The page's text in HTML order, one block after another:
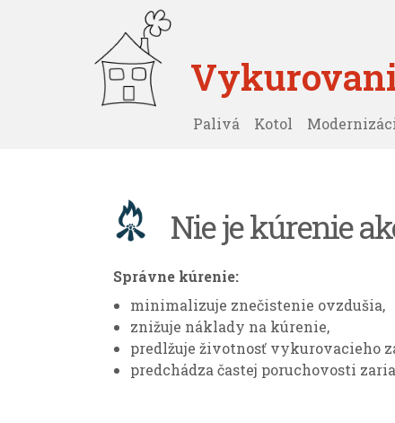
Palivá Kotol
Nie je kúrenie
Správne kúrenie:
minimalizuje znečistenie ovzdušia,
znižuje náklady na kúrenie,
predlžuje životnosť vykurovacieho
predchádza častej poruchovosti